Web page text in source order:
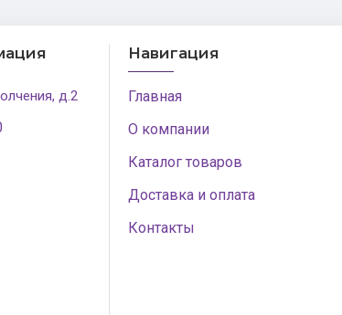
д.2
Навигация
Главная
О компании
Каталог товаров
Доставка и оплата
Контакты